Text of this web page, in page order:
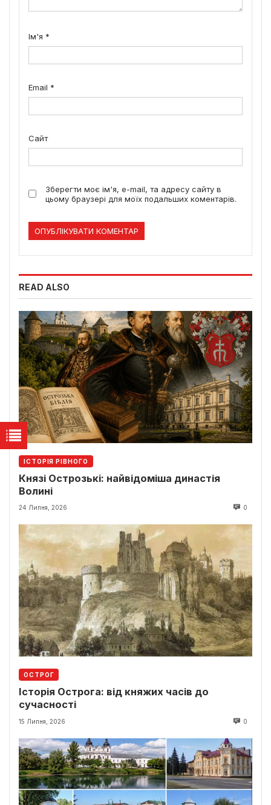
Ім'я *
Email *
Сайт
Зберегти моє ім'я, e-mail, та адресу сайту в
цьому браузері для моїх подальших коментарів.
READ ALSO
ІСТОРІЯ РІВНОГО
Князі Острозькі: найвідоміша династія
Волині
24 Липня, 2026 0
ОСТРОГ
Історія Острога: від княжих часів до
сучасності
15 Липня, 2026 0